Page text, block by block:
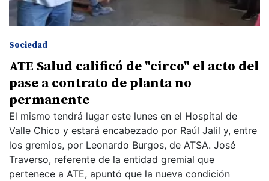
Sociedad
ATE Salud calificó de "circo" el acto del
pase a contrato de planta no
permanente
El mismo tendrá lugar este lunes en el Hospital de
Valle Chico y estará encabezado por Raúl Jalil y, entre
los gremios, por Leonardo Burgos, de ATSA. José
Traverso, referente de la entidad gremial que
pertenece a ATE, apuntó que la nueva condición